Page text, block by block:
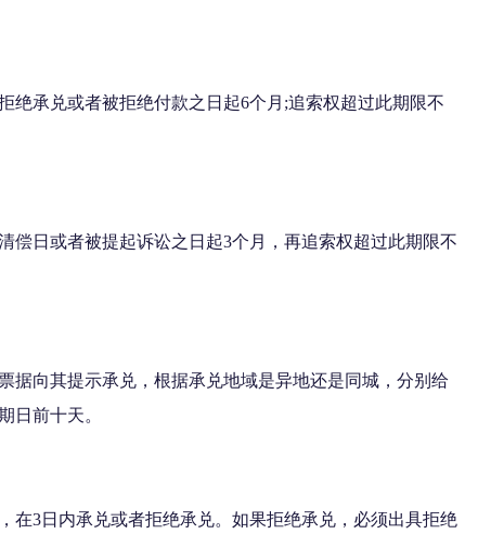
绝承兑或者被拒绝付款之日起6个月;追索权超过此期限不
偿日或者被提起诉讼之日起3个月，再追索权超过此期限不
据向其提示承兑，根据承兑地域是异地还是同城，分别给
日前十天。
在3日内承兑或者拒绝承兑。如果拒绝承兑，必须出具拒绝